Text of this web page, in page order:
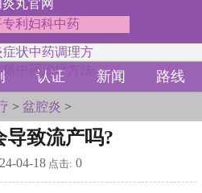
丸官网
利妇科中药
状中药调理方
中药治疗方法
认证 新闻 路线
> 盆腔炎 >
导致流产吗?
04-18点击: 0